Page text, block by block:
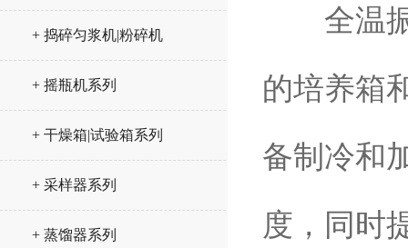
+ 捣碎匀浆机|粉碎机
+ 摇瓶机系列
+ 干燥箱|试验箱系列
+ 采样器系列
+ 蒸馏器系列
全温振
的培养箱
备制冷和
度，同时